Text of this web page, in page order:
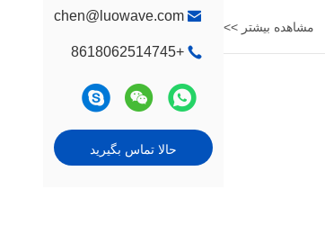
chen@luowave.com
+8618062514745
حالا تماس بگیرید
مشاهده بیشتر >>